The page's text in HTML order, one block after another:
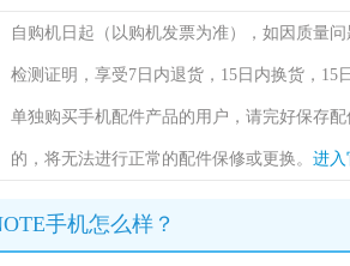
自购机日起（以购机发票为准），如因质量
检测证明，享受7日内退货，15日内换货，
单独购买手机配件产品的用户，请完好保存
的，将无法进行正常的配件保修或更换。 进入
手机怎么样？